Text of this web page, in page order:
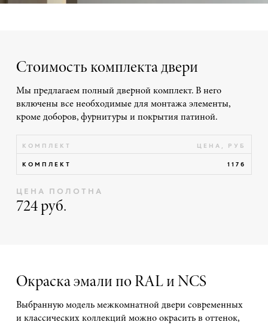
Стоимость комплекта двери
Мы предлагаем полный дверной комплект. В него
включены все необходимые для монтажа элементы,
кроме доборов, фурнитуры и покрытия патиной.
КОМПЛЕКТ ЦЕНА, РУБ
КОМПЛЕКТ 1176
ЦЕНА ПОЛОТНА
724 руб.
Окраска эмали по RAL и NCS
Выбранную модель межкомнатной двери современных
и классических коллекций можно окрасить в оттенок,